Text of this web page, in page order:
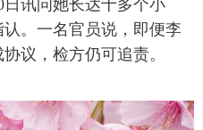
讯问她长达十多个小
。一名官员说，即便李
议，检方仍可追责。